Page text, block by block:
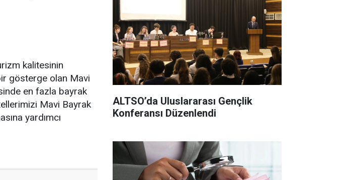
kalitesinin
gösterge olan Mavi
en fazla bayrak
Mavi Bayrak
yardımcı
ALTSO’da Uluslararası Gençlik
Konferansı Düzenlendi